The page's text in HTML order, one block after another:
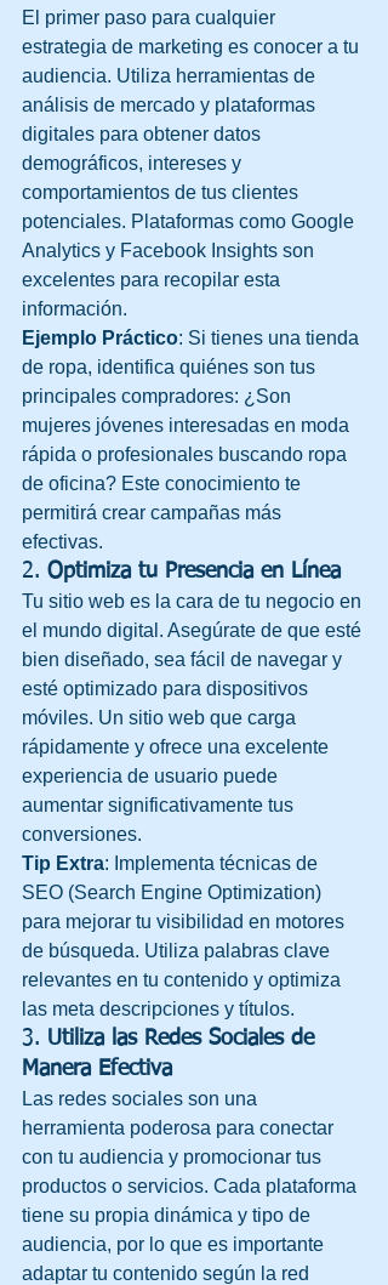
El primer paso para cualquier
estrategia de marketing es conocer a tu
audiencia. Utiliza herramientas de
análisis de mercado y plataformas
digitales para obtener datos
demográficos, intereses y
comportamientos de tus clientes
potenciales. Plataformas como Google
Analytics y Facebook Insights son
excelentes para recopilar esta
información.
Ejemplo Práctico: Si tienes una tienda
de ropa, identifica quiénes son tus
principales compradores: ¿Son
mujeres jóvenes interesadas en moda
rápida o profesionales buscando ropa
de oficina? Este conocimiento te
permitirá crear campañas más
efectivas.
2. Optimiza tu Presencia en Línea
Tu sitio web es la cara de tu negocio en
el mundo digital. Asegúrate de que esté
bien diseñado, sea fácil de navegar y
esté optimizado para dispositivos
móviles. Un sitio web que carga
rápidamente y ofrece una excelente
experiencia de usuario puede
aumentar significativamente tus
conversiones.
Tip Extra: Implementa técnicas de
SEO (Search Engine Optimization)
para mejorar tu visibilidad en motores
de búsqueda. Utiliza palabras clave
relevantes en tu contenido y optimiza
las meta descripciones y títulos.
3. Utiliza las Redes Sociales de
Manera Efectiva
Las redes sociales son una
herramienta poderosa para conectar
con tu audiencia y promocionar tus
productos o servicios. Cada plataforma
tiene su propia dinámica y tipo de
audiencia, por lo que es importante
adaptar tu contenido según la red